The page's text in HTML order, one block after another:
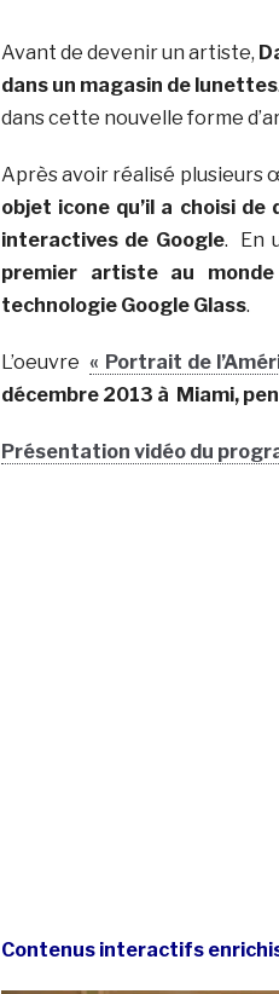
Avant de devenir un artiste,
dans un magasin de lunettes
dans cette nouvelle forme
Après avoir réalisé plusieurs
objet icone qu’il a choisi
interactives de Google. En
premier artiste au
technologie Google Glass.
L’oeuvre« Portrait de
décembre 2013 à Miami,
Présentation vidéo du
Contenus interactifs